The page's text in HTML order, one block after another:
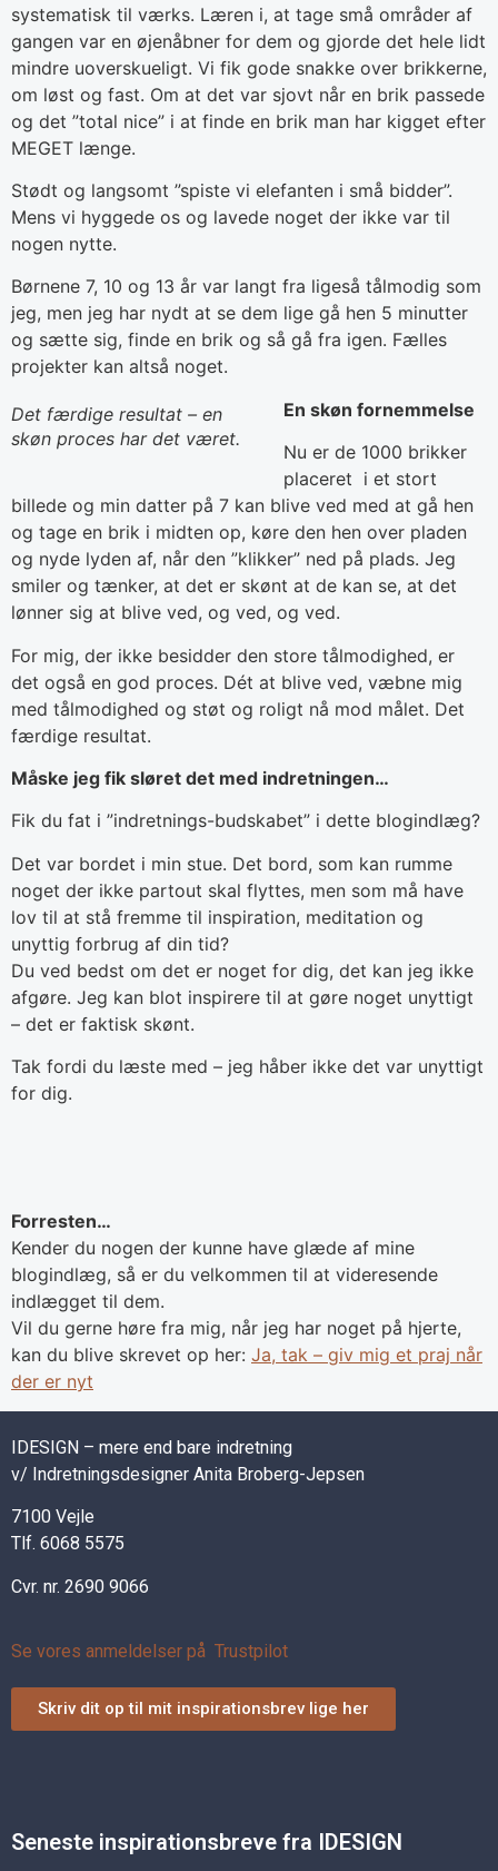
systematisk til værks. Læren i, at tage små områder af
gangen var en øjenåbner for dem og gjorde det hele lidt
mindre uoverskueligt. Vi fik gode snakke over brikkerne,
om løst og fast. Om at det var sjovt når en brik passede
og det ”total nice” i at finde en brik man har kigget efter
MEGET længe.
Stødt og langsomt ”spiste vi elefanten i små bidder”.
Mens vi hyggede os og lavede noget der ikke var til
nogen nytte.
Børnene 7, 10 og 13 år var langt fra ligeså tålmodig som
jeg, men jeg har nydt at se dem lige gå hen 5 minutter
og sætte sig, finde en brik og så gå fra igen. Fælles
projekter kan altså noget.
Det færdige resultat – en
skøn proces har det været.
En skøn fornemmelse
Nu er de 1000 brikker
placeret i et stort
billede og min datter på 7 kan blive ved med at gå hen
og tage en brik i midten op, køre den hen over pladen
og nyde lyden af, når den ”klikker” ned på plads. Jeg
smiler og tænker, at det er skønt at de kan se, at det
lønner sig at blive ved, og ved, og ved.
For mig, der ikke besidder den store tålmodighed, er
det også en god proces. Dét at blive ved, væbne mig
med tålmodighed og støt og roligt nå mod målet. Det
færdige resultat.
Måske jeg fik sløret det med indretningen…
Fik du fat i ”indretnings-budskabet” i dette blogindlæg?
Det var bordet i min stue. Det bord, som kan rumme
noget der ikke partout skal flyttes, men som må have
lov til at stå fremme til inspiration, meditation og
unyttig forbrug af din tid?
Du ved bedst om det er noget for dig, det kan jeg ikke
afgøre. Jeg kan blot inspirere til at gøre noget unyttigt
– det er faktisk skønt.
Tak fordi du læste med – jeg håber ikke det var unyttigt
for dig.
Forresten…
Kender du nogen der kunne have glæde af mine
blogindlæg, så er du velkommen til at videresende
indlægget til dem.
Vil du gerne høre fra mig, når jeg har noget på hjerte,
kan du blive skrevet op her: Ja, tak – giv mig et praj når
der er nyt
IDESIGN – mere end bare indretning
v/ Indretningsdesigner Anita Broberg-Jepsen
7100 Vejle
Tlf. 6068 5575
Cvr. nr. 2690 9066
Se vores anmeldelser på Trustpilot
Skriv dit op til mit inspirationsbrev lige her
Seneste inspirationsbreve fra IDESIGN